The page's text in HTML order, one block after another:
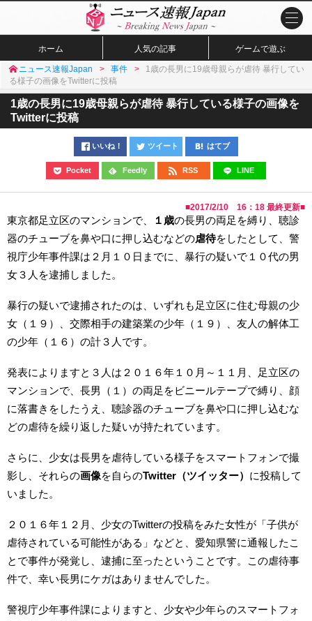
ホーム 人気の記事 ゲームで遊ぶ
ニュース速報Japan 事件
1歳の長男に19歳母親らが虐待 暴行してい
る様子の画像をTwitterに投稿
1歳の長男に19歳母親らが虐待 暴行している様子の画像を
Twitterに投稿
いいね！ ツイート はてブ
Pocket Feedly RSS LINE
■2017/2/10 16：18 最終更新■
東京都足立区のマンションで、 １歳の長男の両足を縛り、聴診
器のチューブを鼻や口に押し込むなどの虐待をしたとして、警
視庁少年事件課は２月１０日までに、暴行の疑いで１０代の男
女３人を逮捕しました。
暴行の疑いで逮捕されたのは、いずれも足立区に住む母親の少
女（１９）、交際相手の建築業の少年（１９）、友人の解体工
の少年（１６）の計３人です。
発表によりますと３人は２０１６年１０月～１１月、足立区の
マンションで、長男（１）の両足をビニールテープで縛り、顔
に落書きをしたうえ、聴診器のチューブを鼻や口に押し込むな
どの虐待を繰り返した疑いが持たれています。
さらに、少女は長男を虐待している様子をスマートフォンで撮
影し、それらの画像を自らのTwitter （ツイッター） に投稿して
いました。
２０１６年１２月、少女のTwitterの投稿をみた女性が「子供が
虐待されている可能性がある」などと、愛知県警に通報したこ
とで事件が発覚し、逮捕に至ったということです。この虐待事
件で、幸い長男にケガはありませんでした。
警視庁少年事件課によりますと、少女や少年らのスマートフォ